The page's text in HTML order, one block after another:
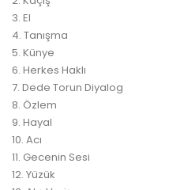
3. El
4. Tanışma
5. Künye
6. Herkes Haklı
7. Dede Torun Diyalog
8. Özlem
9. Hayal
10. Acı
11. Gecenin Sesi
12. Yüzük